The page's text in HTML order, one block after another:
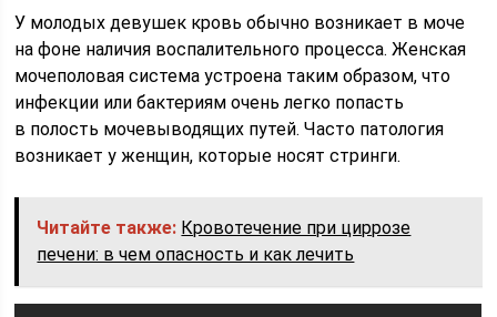
У молодых девушек кровь обычно возникает в моче
на фоне наличия воспалительного процесса. Женская
мочеполовая система устроена таким образом, что
инфекции или бактериям очень легко попасть
в полость мочевыводящих путей. Часто патология
возникает у женщин, которые носят стринги.
Читайте также: Кровотечение при циррозе
печени: в чем опасность и как лечить